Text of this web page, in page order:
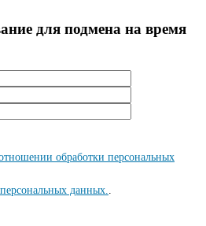
для подмена на время
обработки персональных
персональных данных.